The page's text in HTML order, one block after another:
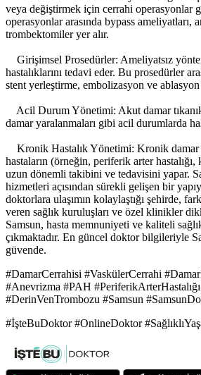
veya değiştirmek için cerrahi operasyonlar
operasyonlar arasında bypass ameliyatları,
trombektomiler yer alır.
Girişimsel Prosedürler: Ameliyatsız
hastalıklarını tedavi eder. Bu prosedürler
stent yerleştirme, embolizasyon ve ablasyon
Acil Durum Yönetimi: Akut damar
damar yaralanmaları gibi acil durumlarda
Kronik Hastalık Yönetimi: Kronik damar
hastaların (örneğin, periferik arter
uzun dönemli takibini ve tedavisini yapar.
hizmetleri açısından sürekli gelişen bir
doktorlara ulaşımın kolaylaştığı şehirde,
veren sağlık kuruluşları ve özel klinikler
Samsun, hasta memnuniyeti ve kaliteli
çıkmaktadır. En güncel doktor bilgileriyle
güvende.
#DamarCerrahisi #VaskülerCerrahi
#Anevrizma #PAH
#DerinVenTrombozu #Samsun
#İşteBuDoktor #OnlineDoktor